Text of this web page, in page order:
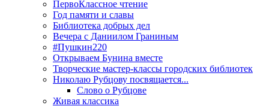
ПервоКлассное чтение
Год памяти и славы
Библиотека добрых дел
Вечера с Даниилом Граниным
#Пушкин220
Открываем Бунина вместе
Творческие мастер-классы городских библиотек
Николаю Рубцову посвящается...
Слово о Рубцове
Живая классика